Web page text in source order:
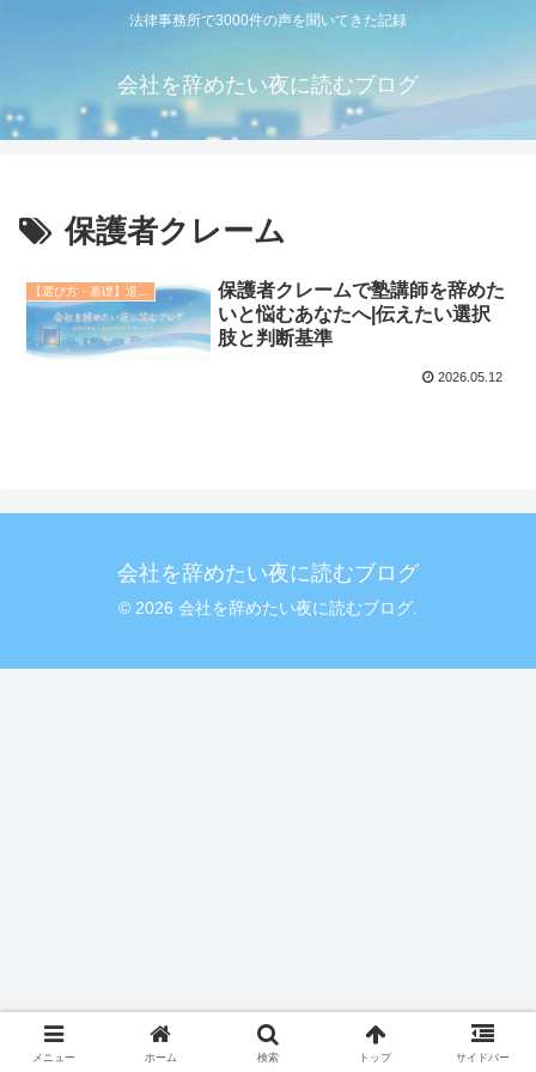
法律事務所で3000件の声を聞いてきた記録
会社を辞めたい夜に読むブログ
保護者クレーム
保護者クレームで塾講師を辞めた
いと悩むあなたへ|伝えたい選択
肢と判断基準
2026.05.12
会社を辞めたい夜に読むブログ
© 2026 会社を辞めたい夜に読むブログ.
メニュー ホーム 検索 トップ サイドバー